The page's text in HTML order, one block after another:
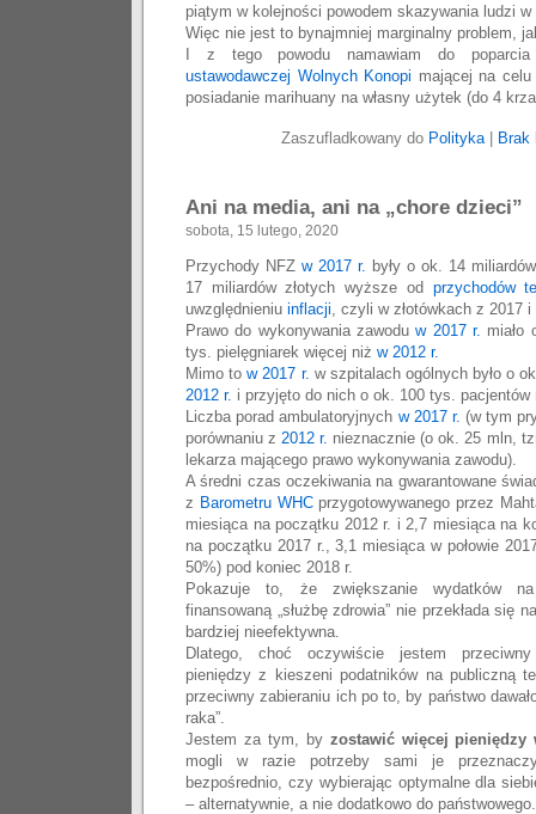
piątym w kolejności powodem skazywania ludzi
Więc nie jest to bynajmniej marginalny problem,
I z tego powodu namawiam do
ustawodawczej Wolnych Konopi mającej na
posiadanie marihuany na własny użytek (do 4
Zaszufladkowany do Polityka| Brak
Ani na media, ani na „chore dzieci”
sobota, 15 lutego, 2020
Przychody NFZ w 2017 r. były o ok. 14
17 miliardów złotych wyższe od przychodów
uwzględnieniu inflacji, czyli w złotówkach z 2017 i
Prawo do wykonywania zawoduw 2017 r.
tys. pielęgniarek więcej niż w 2012 r.
Mimo tow 2017 r. w szpitalach ogólnych było o
2012 r. i przyjęto do nich o ok. 100 tys. pacjentów
Liczba porad ambulatoryjnych w 2017 r. (w tym
porównaniu z2012 r. nieznacznie (o ok. 25 mln,
lekarza mającego prawo wykonywania zawodu).
A średni czas oczekiwania na gwarantowane
z Barometru WHCprzygotowywanego przez
miesiąca na początku 2012 r. i 2,7 miesiąca na
na początku 2017 r., 3,1 miesiąca w połowie
50%) pod koniec 2018 r.
Pokazuje to, że zwiększanie wydatków na
finansowaną „służbę zdrowia” nie przekłada się
bardziej nieefektywna.
Dlatego, choć oczywiście jestem przeciwny
pieniędzy z kieszeni podatników na publiczną
przeciwny zabieraniu ich po to, by państwo
raka”.
Jestem za tym, by zostawić więcej
mogli w razie potrzeby sami je
bezpośrednio, czy wybierając optymalne dla
– alternatywnie, a nie dodatkowo do państwowego.